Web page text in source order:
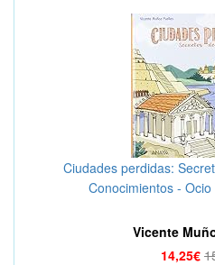
Ciudades perdidas:
Conocimientos -
Vicente
14,25€